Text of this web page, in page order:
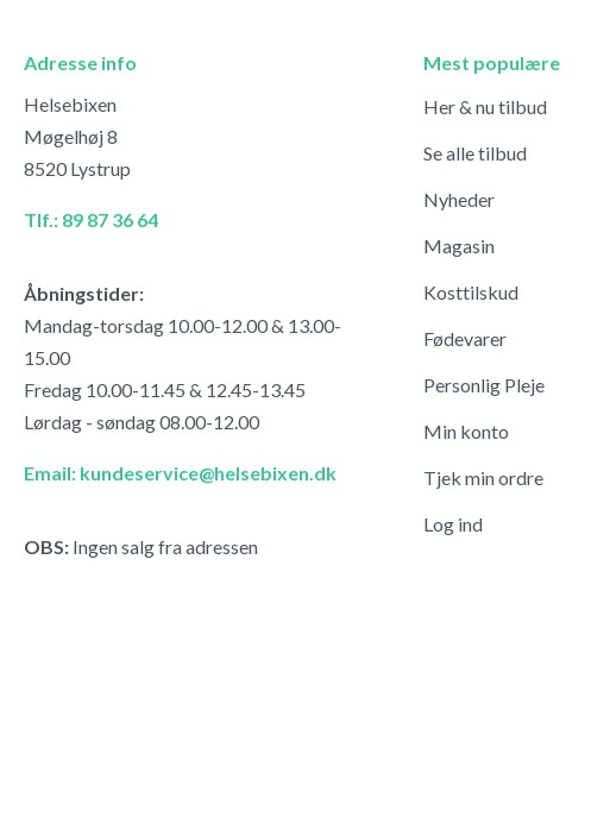
Adresse info
Helsebixen
Møgelhøj 8
8520 Lystrup
Tlf.: 89 87 36 64
Åbningstider:
Mandag-torsdag 10.00-12.00 & 13.00-
15.00
Fredag 10.00-11.45 & 12.45-13.45
Lørdag - søndag 08.00-12.00
Email: kundeservice@helsebixen.dk
OBS: Ingen salg fra adressen
Mest populære
Her & nu tilbud
Se alle tilbud
Nyheder
Magasin
Kosttilskud
Fødevarer
Personlig Pleje
Min konto
Tjek min ordre
Log ind